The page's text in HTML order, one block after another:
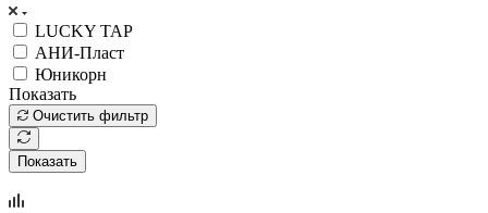
LUCKY TAP
АНИ-Пласт
Юникорн
Показать
Очистить фильтр
Показать